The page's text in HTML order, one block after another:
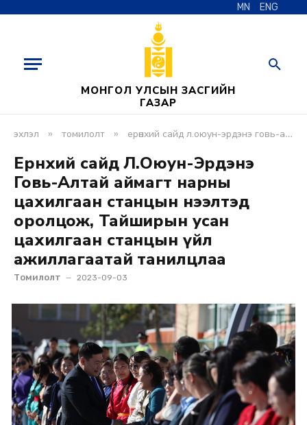
MN ENG
МОНГОЛ УЛСЫН ЗАСГИЙН
ГАЗАР
эхлэл » томилолт » ерөнхий сайд л.оюун-эрдэнэ говь-алтай аймагт нарны цахилгаан станцын нээлтэд оролцож, тайширын усан цахилгаан станцын үйл ажиллагаатай танилцлаа
Ерөнхий сайд Л.Оюун-Эрдэнэ
Говь-Алтай аймагт нарны
цахилгаан станцын нээлтэд
оролцож, Тайширын усан
цахилгаан станцын үйл
ажиллагаатай танилцлаа
Томилолт 2023-09-03